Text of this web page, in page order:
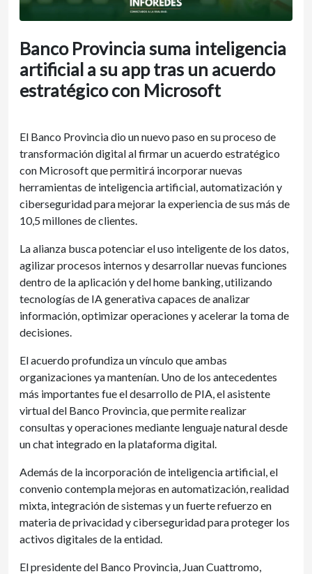
Banco Provincia suma inteligencia
artificial a su app tras un acuerdo
estratégico con Microsoft
El Banco Provincia dio un nuevo paso en su proceso de
transformación digital al firmar un acuerdo estratégico
con Microsoft que permitirá incorporar nuevas
herramientas de inteligencia artificial, automatización y
ciberseguridad para mejorar la experiencia de sus más de
10,5 millones de clientes.
La alianza busca potenciar el uso inteligente de los datos,
agilizar procesos internos y desarrollar nuevas funciones
dentro de la aplicación y del home banking, utilizando
tecnologías de IA generativa capaces de analizar
información, optimizar operaciones y acelerar la toma de
decisiones.
El acuerdo profundiza un vínculo que ambas
organizaciones ya mantenían. Uno de los antecedentes
más importantes fue el desarrollo de PIA, el asistente
virtual del Banco Provincia, que permite realizar
consultas y operaciones mediante lenguaje natural desde
un chat integrado en la plataforma digital.
Además de la incorporación de inteligencia artificial, el
convenio contempla mejoras en automatización, realidad
mixta, integración de sistemas y un fuerte refuerzo en
materia de privacidad y ciberseguridad para proteger los
activos digitales de la entidad.
El presidente del Banco Provincia, Juan Cuattromo,